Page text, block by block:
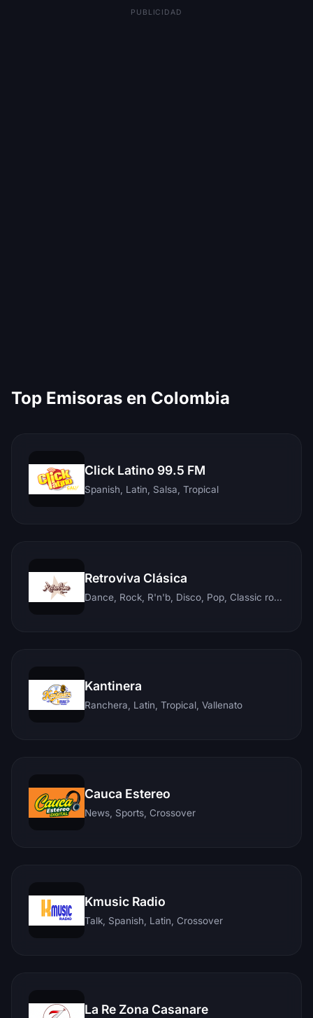
PUBLICIDAD
Top Emisoras en Colombia
Click Latino 99.5 FM
Spanish, Latin, Salsa, Tropical
Retroviva Clásica
Dance, Rock, R'n'b, Disco, Pop, Classic rock, Techno, Reggae
Kantinera
Ranchera, Latin, Tropical, Vallenato
Cauca Estereo
News, Sports, Crossover
Kmusic Radio
Talk, Spanish, Latin, Crossover
La Re Zona Casanare